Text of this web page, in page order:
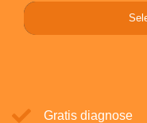
Gratis diagnose